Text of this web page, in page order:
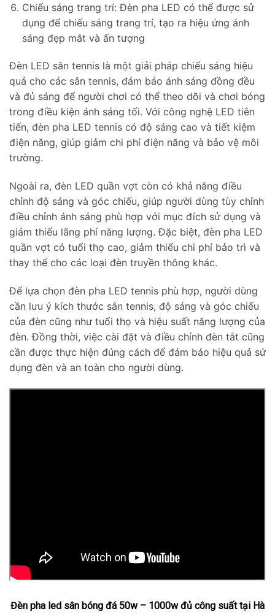
Chiếu sáng trang trí: Đèn pha LED có thể được sử
dụng để chiếu sáng trang trí, tạo ra hiệu ứng ánh
sáng đẹp mắt và ấn tượng
Đèn LED sân tennis là một giải pháp chiếu sáng hiệu
quả cho các sân tennis, đảm bảo ánh sáng đồng đều
và đủ sáng để người chơi có thể theo dõi và chơi bóng
trong điều kiện ánh sáng tối. Với công nghệ LED tiên
tiến, đèn pha LED tennis có độ sáng cao và tiết kiệm
điện năng, giúp giảm chi phí điện năng và bảo vệ môi
trường.
Ngoài ra, đèn LED quần vợt còn có khả năng điều
chỉnh độ sáng và góc chiếu, giúp người dùng tùy chỉnh
điều chỉnh ánh sáng phù hợp với mục đích sử dụng và
giảm thiểu lãng phí năng lượng. Đặc biệt, đèn pha LED
quần vợt có tuổi thọ cao, giảm thiểu chi phí bảo trì và
thay thế cho các loại đèn truyền thông khác.
Để lựa chọn đèn pha LED tennis phù hợp, người dùng
cần lưu ý kích thước sân tennis, độ sáng và góc chiếu
của đèn cũng như tuổi thọ và hiệu suất năng lượng của
đèn. Đồng thời, việc cài đặt và điều chỉnh đèn tắt cũng
cần được thực hiện đúng cách để đảm bảo hiệu quả sử
dụng đèn và an toàn cho người dùng.
Đèn pha led sân bóng đá 50w – 1000w đủ công suất tại Hà